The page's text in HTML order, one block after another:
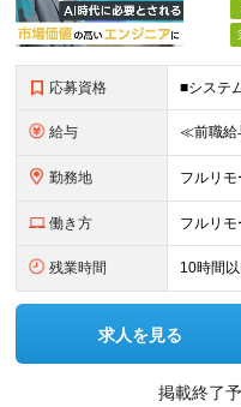
応募資格
給与
勤務地
働き方 フルリ
残業時間 10時間
求人を見る
掲載終了